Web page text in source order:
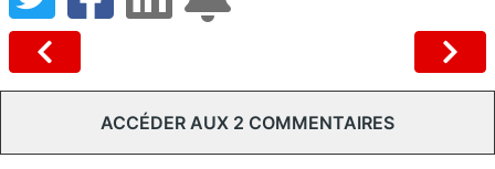
ACCÉDER AUX 2 COMMENTAIRES